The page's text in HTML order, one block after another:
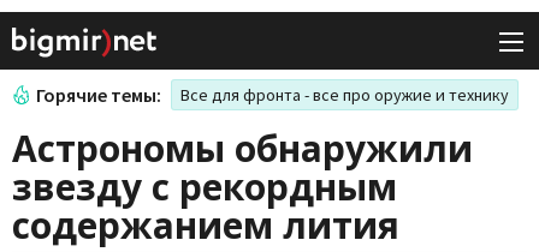
Горячие темы: Все для фронта - все про оружие и технику
Астрономы обнаружили
звезду с рекордным
содержанием лития